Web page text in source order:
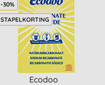
-30%
STAPELKORTING
Ecodoo